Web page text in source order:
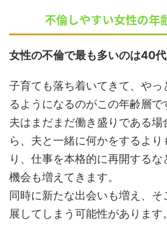
不倫しやすい女性の年
女性の不倫で最も多いのは40代
子育ても落ち着いてきて、やっ
るようになるのがこの年齢層で
夫はまだまだ働き盛りである
ら、夫と一緒に何かをするよ
り、仕事を本格的に再開する
機会も増えてきます。
同時に新たな出会いも増え、
展してしまう可能性があります。